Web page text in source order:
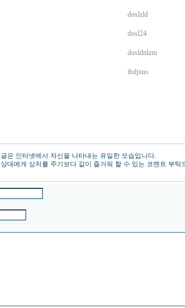
doslzld
dosl24
dosldnlzm
tbdjxns
글은 인터넷에서 자신을 나타내는 유일한 모습입니다.
상대에게 상처를 주기보다 같이 즐거워 할 수 있는 코멘트 부탁